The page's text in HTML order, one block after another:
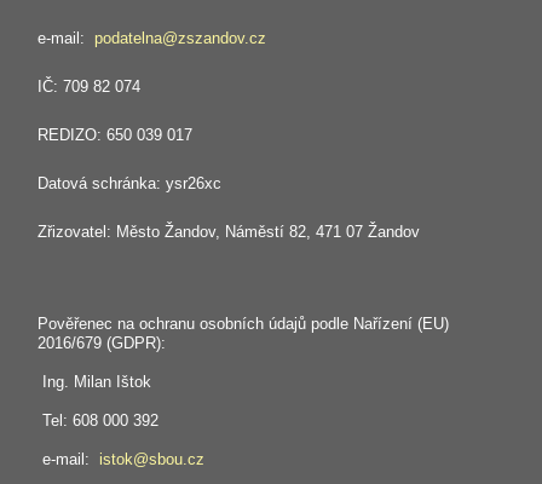
e-mail: podatelna@zszandov.cz
IČ: 709 82 074
REDIZO: 650 039 017
Datová schránka: ysr26xc
Zřizovatel: Město Žandov, Náměstí 82, 471 07 Žandov
Pověřenec na ochranu osobních údajů podle Nařízení (EU)
2016/679 (GDPR):
Ing. Milan Ištok
Tel: 608 000 392
e-mail: istok@sbou.cz